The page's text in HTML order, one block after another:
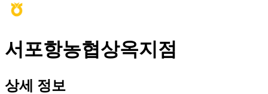
서포항농협상옥지점
상세 정보